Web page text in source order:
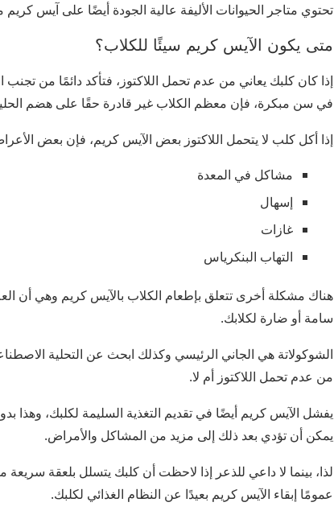
تحتوي متاجر الحيوانات الأليفة عالية الجودة أيضًا على آيس
متى يكون الآيس كريم سيئًا للكلاب؟
إذا كان كلبك يعاني من عدم تحمل اللاكتوز، فتأكد دائمًا من
في سن مبكرة، فإن معظم الكلاب غير قادرة حقًا على هضم
إذا أكل كلب لا يتحمل اللاكتوز بعض الآيس كريم، فإن بعض
مشاكل في المعدة
إسهال
غازات
التهاب البنكرياس
هناك مشكلة أخرى تتعلق بإطعام الكلاب بالآيس كريم وهي أن
سامة أو ضارة لكلابك.
الشوكولاتة هي الجاني الرئيسي وكذلك ابحث عن التحلية
من عدم تحمل اللاكتوز أم لا.
يفشل الآيس كريم أيضًا في تقديم التغذية السليمة لكلبك، وهذا
يمكن أن تؤدي بعد ذلك إلى مزيد من المشاكل والأمراض.
لذا، بينما لا داعي للذعر إذا لاحظت أن كلبك يتسلل بلعقة
عمومًا إبقاء الآيس كريم بعيدًا عن النظام الغذائي لكلبك.